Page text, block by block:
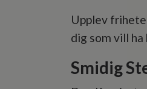
Upplev
dig som vill
Smidig